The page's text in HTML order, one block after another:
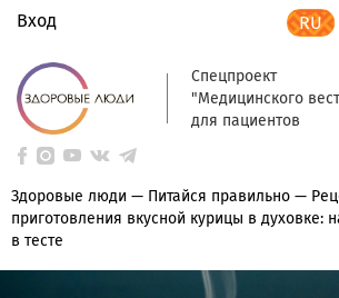
Вход RU
Спецпроект
"Медицинского
для пациентов
Здоровые люди — Питайся правильно —
приготовления вкусной курицы в духовке:
в тесте